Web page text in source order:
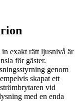
exakt rätt ljusnivå är
för gäster.
genom
skapat ett
vid
med en enda